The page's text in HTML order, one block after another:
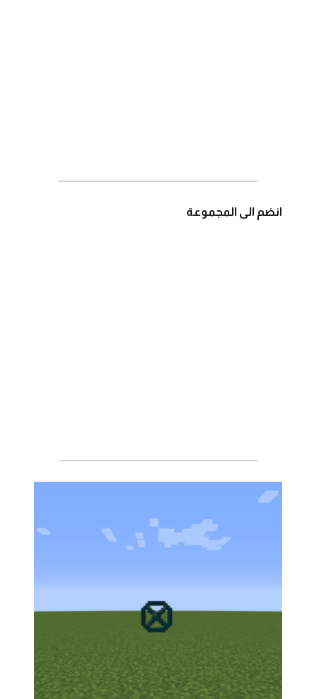
انضم الى المجموعة